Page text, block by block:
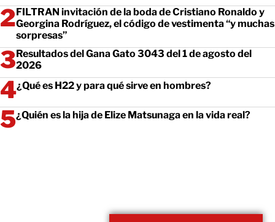
FILTRAN invitación de la boda de Cristiano Ronaldo y
Georgina Rodríguez, el código de vestimenta “y muchas
sorpresas”
Resultados del Gana Gato 3043 del 1 de agosto del
2026
¿Qué es H22 y para qué sirve en hombres?
¿Quién es la hija de Elize Matsunaga en la vida real?